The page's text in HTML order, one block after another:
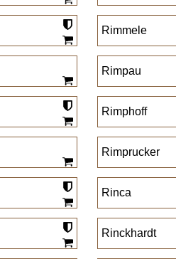
Rimmele
Rimpau
Rimphoff
Rimprucker
Rinca
Rinckhardt